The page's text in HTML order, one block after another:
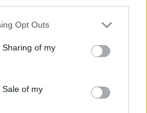
app uses one or more Google
behaviour. You may click to
and its third-party tags to
purposes in below Google
Opt Outs
of my
of my